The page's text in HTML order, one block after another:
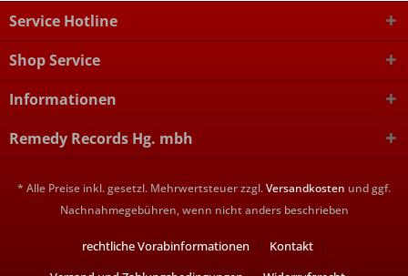
Service Hotline
Shop Service
Informationen
Remedy Records Hg. mbh
* Alle Preise inkl. gesetzl. Mehrwertsteuer zzgl.Versandkosten und ggf.
Nachnahmegebühren, wenn nicht anders beschrieben
rechtliche Vorabinformationen
Kontakt